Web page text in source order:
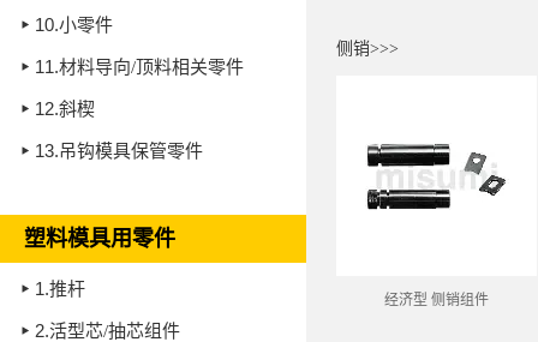
10.小零件
11.材料导向/顶料相关零件
12.斜楔
13.吊钩模具保管零件
塑料模具用零件
1.推杆
2.活型芯/抽芯组件
侧销>>>
经济型 侧销组件